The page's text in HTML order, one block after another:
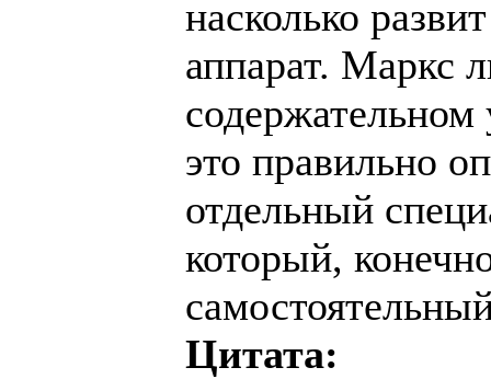
насколько
аппарат. Маркс
содержательном
это правильно
отдельный
который,
Цитата: